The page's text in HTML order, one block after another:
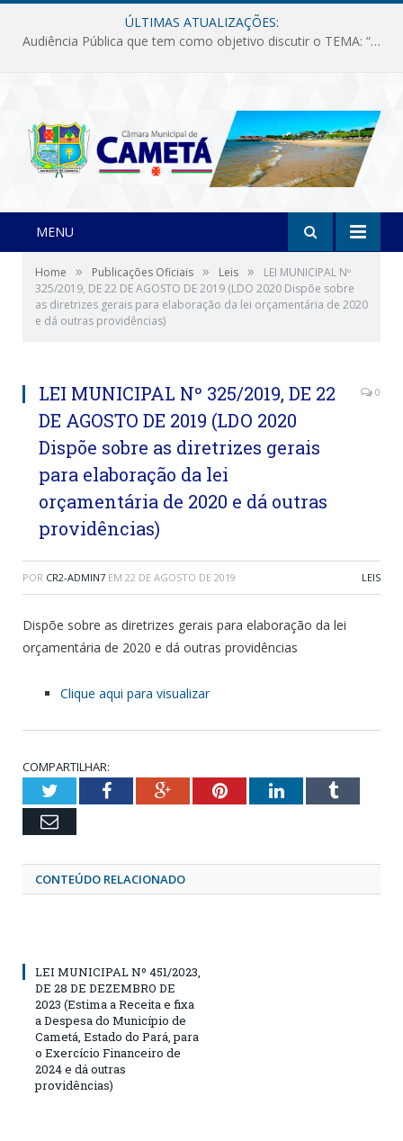
ÚLTIMAS ATUALIZAÇÕES:
Audiência Pública que tem como objetivo discutir o TEMA: “Fornecimento de Energia Elétrica em Debate: Tarifas, Qualidade e Atendimento dos Serviços”
MENU
Home » Publicações Oficiais » Leis »
LEI MUNICIPAL Nº
325/2019, DE 22 DE AGOSTO DE 2019 (LDO 2020 Dispõe sobre
as diretrizes gerais para elaboração da lei orçamentária de 2020
e dá outras providências)
LEI MUNICIPAL Nº 325/2019, DE 22
DE AGOSTO DE 2019 (LDO 2020
Dispõe sobre as diretrizes gerais
para elaboração da lei
orçamentária de 2020 e dá outras
providências)
0
POR CR2-ADMIN7 EM 22 DE AGOSTO DE 2019 LEIS
Dispõe sobre as diretrizes gerais para elaboração da lei
orçamentária de 2020 e dá outras providências
Clique aqui para visualizar
COMPARTILHAR:
TwitterFacebookGoogle+PinterestLinkedInTumblr
Email
CONTEÚDO RELACIONADO
LEI MUNICIPAL Nº 451/2023,
DE 28 DE DEZEMBRO DE
2023 (Estima a Receita e fixa
a Despesa do Município de
Cametá, Estado do Pará, para
o Exercício Financeiro de
2024 e dá outras
providências)